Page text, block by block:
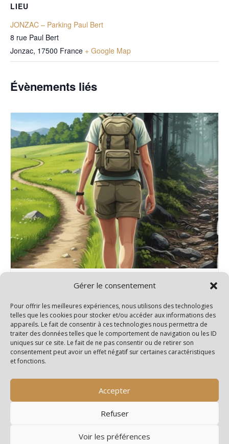
Gérer le consentement
Pour offrir les meilleures expériences, nous utilisons des technologies
telles que les cookies pour stocker et/ou accéder aux informations des
appareils. Le fait de consentir à ces technologies nous permettra de
traiter des données telles que le comportement de navigation ou les ID
uniques sur ce site. Le fait de ne pas consentir ou de retirer son
consentement peut avoir un effet négatif sur certaines caractéristiques
et fonctions.
Accepter
Refuser
Voir les préférences
LIEU
JONZAC – Parking Paul Bert
8 rue Paul Bert
Jonzac, 17500 France + Google Map
Évènements liés
Rando 2 niveaux – Salignac/Charente
15 septembre@14h00 - 18h00
Pas de randonnée Pas de randonnée